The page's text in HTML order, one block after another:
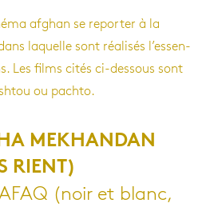
afghan se repor­ter à la
laquelle sont réa­li­sés l’es­sen­
Les films cités ci-des­sous sont
ou pachto.
MEKHANDAN
RIENT)
(noir et blanc,